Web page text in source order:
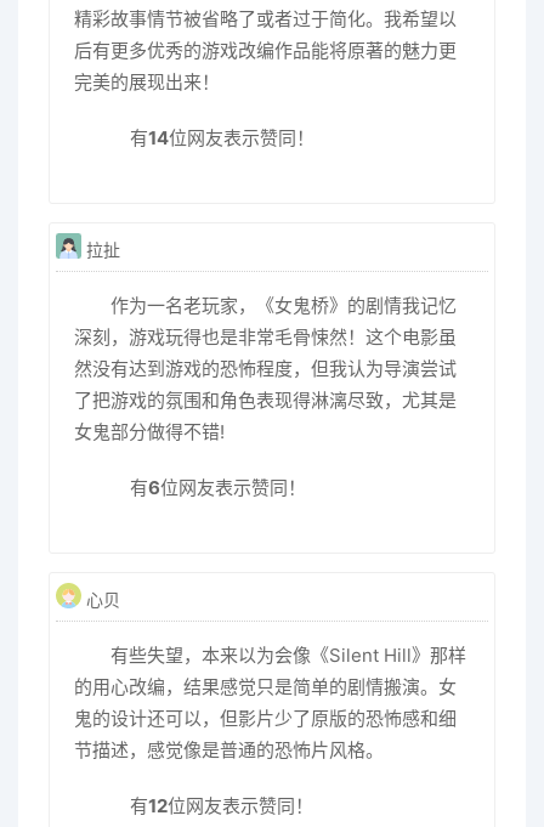
精彩故事情节被省略了或者过于简化。我希望以
后有更多优秀的游戏改编作品能将原著的魅力更
完美的展现出来！
有14位网友表示赞同！
拉扯
作为一名老玩家，《女鬼桥》的剧情我记忆
深刻，游戏玩得也是非常毛骨悚然！这个电影虽
然没有达到游戏的恐怖程度，但我认为导演尝试
了把游戏的氛围和角色表现得淋漓尽致，尤其是
女鬼部分做得不错!
有6位网友表示赞同！
心贝
有些失望，本来以为会像《Silent Hill》那样
的用心改编，结果感觉只是简单的剧情搬演。女
鬼的设计还可以，但影片少了原版的恐怖感和细
节描述，感觉像是普通的恐怖片风格。
有12位网友表示赞同！